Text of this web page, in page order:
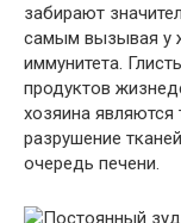
забирают
самым вызывая у
иммунитета.
продуктов
хозяина являются
разрушение
очередь печени.